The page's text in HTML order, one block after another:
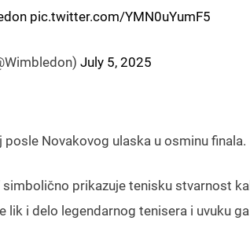
pic.twitter.com/YMN0uYumF5
July 5, 2025
Novakovog ulaska u osminu finala.
prikazuje tenisku stvarnost
i delo legendarnog tenisera i uvuku